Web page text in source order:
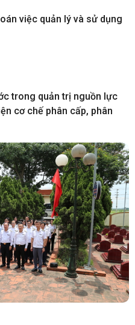
việc quản lý và sử dụng
trong quản trị nguồn lực
cơ chế phân cấp, phân